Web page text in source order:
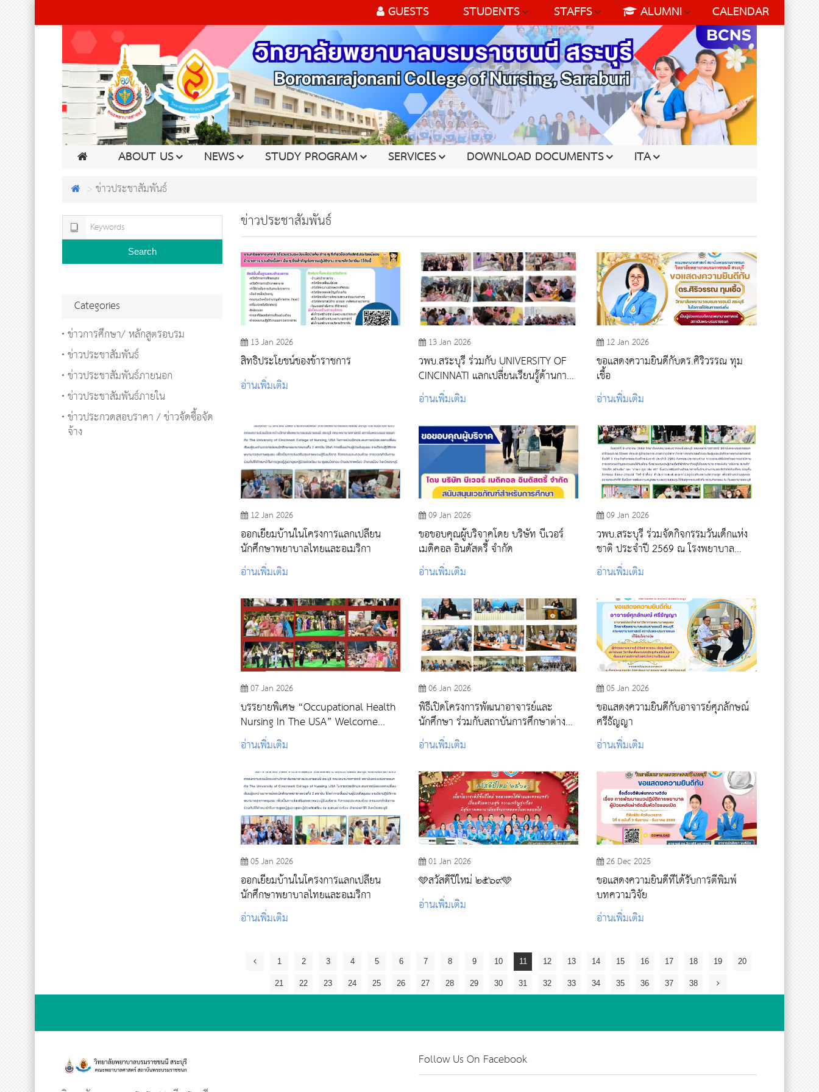
GUESTS STUDENTS STAFFS ALUMNI CALENDAR
ABOUT US NEWS STUDY PROGRAM SERVICES DOWNLOAD DOCUMENTS ITA
ข่าวประชาสัมพันธ์
ข่าวประชาสัมพันธ์
13 Jan 2026
สิทธิประโยชน์ของข้าราชการ
อ่านเพิ่มเติม
13 Jan 2026
วพบ.สระบุรี ร่วมกับ UNIVERSITY OF
CINCINNATI แลกเปลี่ยนเรียนรู้ด้านการ
พยาบาล พร้อมให้บริการวิชาการแก่
ชุมชน
อ่านเพิ่มเติม
12 Jan 2026
ขอแสดงความยินดีกับดร.ศิริวรรณ ทุม
เชื้อ
อ่านเพิ่มเติม
12 Jan 2026
ออกเยี่ยมบ้านในโครงการแลกเปลี่ยน
นักศึกษาพยาบาลไทยและอเมริกา
อ่านเพิ่มเติม
09 Jan 2026
ขอขอบคุณผู้บริจาคโดย บริษัท บีเวอร์
เมดิคอล อินดัสตรี้ จำกัด
อ่านเพิ่มเติม
09 Jan 2026
วพบ.สระบุรี ร่วมจัดกิจกรรมวันเด็กแห่ง
ชาติ ประจำปี 2569 ณ โรงพยาบาล
สระบุรี
อ่านเพิ่มเติม
07 Jan 2026
บรรยายพิเศษ “Occupational Health
Nursing In The USA” Welcome
Party & Happy New Year 2026
อ่านเพิ่มเติม
06 Jan 2026
พิธีเปิดโครงการพัฒนาอาจารย์และ
นักศึกษา ร่วมกับสถาบันการศึกษาต่าง
ประเทศ
อ่านเพิ่มเติม
05 Jan 2026
ขอแสดงความยินดีกับอาจารย์ศุภลักษณ์
ศรีธัญญา
อ่านเพิ่มเติม
05 Jan 2026
ออกเยี่ยมบ้านในโครงการแลกเปลี่ยน
นักศึกษาพยาบาลไทยและอเมริกา
อ่านเพิ่มเติม
01 Jan 2026
🩵สวัสดีปีใหม่ ๒๕๖๙🩵
อ่านเพิ่มเติม
26 Dec 2025
ขอแสดงความยินดีที่ได้รับการตีพิมพ์
บทความวิจัย
อ่านเพิ่มเติม
1 2 3 4 5 6 7 8 9 10 11 12 13 14 15 16 17 18 19 20
21 22 23 24 25 26 27 28 29 30 31 32 33 34 35 36 37 38
Search
Categories
ข่าวการศึกษา/ หลักสูตรอบรม
ข่าวประชาสัมพันธ์
ข่าวประชาสัมพันธ์ภายนอก
ข่าวประชาสัมพันธ์ภายใน
ข่าวประกวดสอบราคา / ข่าวจัดซื้อจัด
จ้าง
Follow Us On Facebook